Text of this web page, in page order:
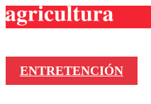
ENTRETENCIÓN